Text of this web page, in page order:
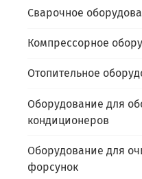
Сварочное
Компрессорное
Отопительное
Оборудование для
кондиционеров
Оборудование для
форсунок